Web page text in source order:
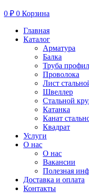
0 ₽ 0 Корзина
Главная
Каталог
Арматура
Балка
Труба
Проволока
Лист
Швеллер
Стальной
Катанка
Канат
Квадрат
Услуги
О нас
О нас
Вакансии
Полезная
Доставка и оплата
Контакты